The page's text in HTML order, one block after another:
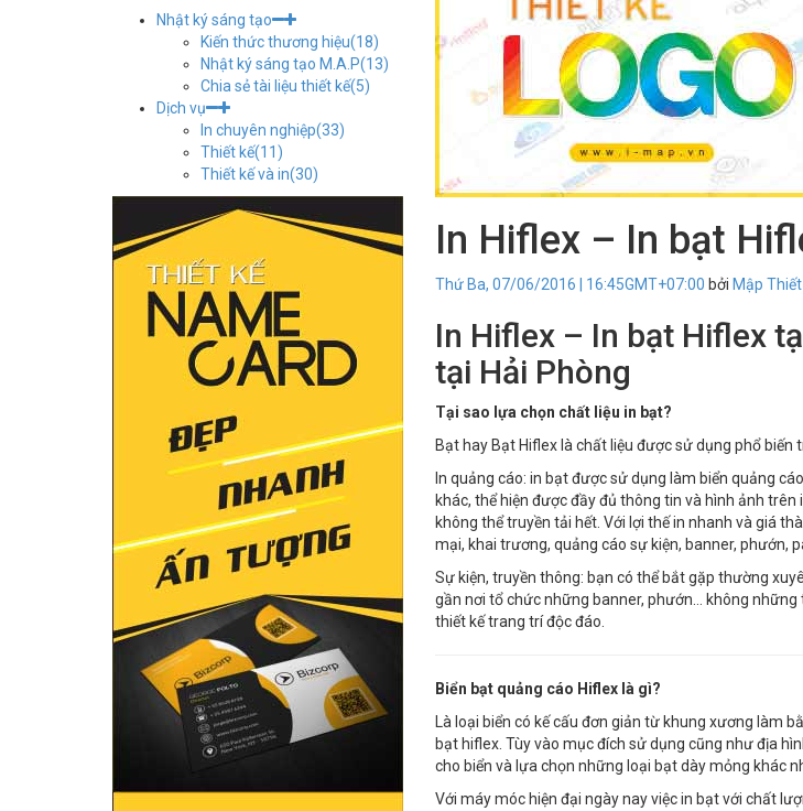
Nhật ký sáng tạo
Kiến thức thương hiệu(18)
Nhật ký sáng tạo M.A.P(13)
Chia sẻ tài liệu thiết kế(5)
Dịch vụ
In chuyên nghiệp(33)
Thiết kế(11)
Thiết kế và in(30)
In Hiflex – In bạt
Thứ Ba, 07/06/2016 | 16:45GMT+07:00 bởi Mập
In Hiflex – In bạt Hiflex
tại Hải Phòng
Tại sao lựa chọn chất liệu in bạt?
Bạt hay Bạt Hiflex là chất liệu được sử dụng phổ
In quảng cáo: in bạt được sử dụng làm biển quảng
khác, thể hiện được đầy đủ thông tin và hình ảnh
không thể truyền tải hết. Với lợi thế in nhanh và giá
mại, khai trương, quảng cáo sự kiện, banner, phướn,
Sự kiện, truyền thông: bạn có thể bắt gặp thường
gần nơi tổ chức những banner, phướn… không
thiết kế trang trí độc đáo.
Biển bạt quảng cáo Hiflex là gì?
Là loại biển có kế cấu đơn giản từ khung xương làm
bạt hiflex. Tùy vào mục đích sử dụng cũng như địa
cho biển và lựa chọn những loại bạt dày mỏng khác
Với máy móc hiện đại ngày nay việc in bạt với chất